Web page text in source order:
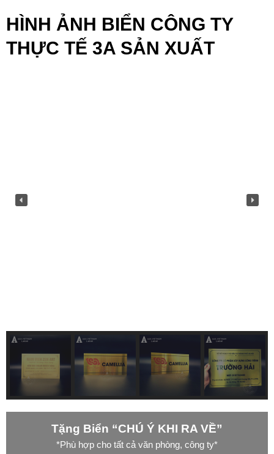
HÌNH ẢNH BIỂN CÔNG TY
THỰC TẾ 3A SẢN XUẤT
Tặng Biển “CHÚ Ý KHI RA VỀ”
*Phù hợp cho tất cả văn phòng, công ty*